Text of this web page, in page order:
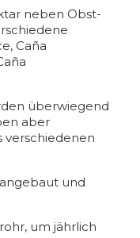
neben Obst-
Caña
überwiegend
aber
verschiedenen
und
um jährlich